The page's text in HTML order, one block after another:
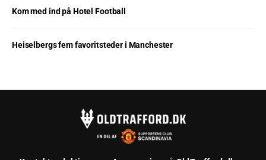
Kom med ind på Hotel Football
Heiselbergs fem favoritsteder i Manchester